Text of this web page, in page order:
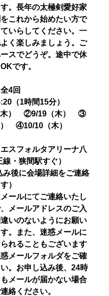
。長年の太極剣愛好家
これから始めたい方で
いらしてください。一
く楽しみましょう。ご
スでどうぞ。途中で休
です。
4回
（1時間15分）
木） ②9/19（木） ③
） ④10/10（木）
スフォルタアリーナ八
・狭間駅すぐ）
み後に会場詳細をご連絡
）
ールにてご連絡いたし
メールアドレスのご入
いのないようにお願い
。また、迷惑メールに
れることもございます
メールフォルダをご確
。お申し込み後、24時
メールが届かない場合
絡ください。